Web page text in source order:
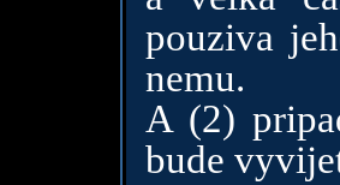
pouziva
nemu.
A (2)
bude